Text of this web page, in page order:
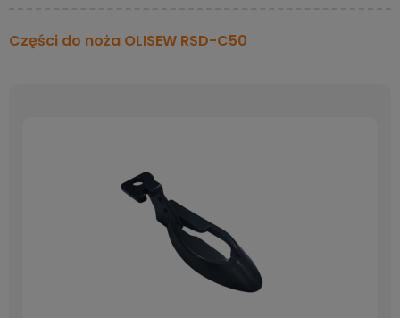
Części do noża OLISEW RSD-C50